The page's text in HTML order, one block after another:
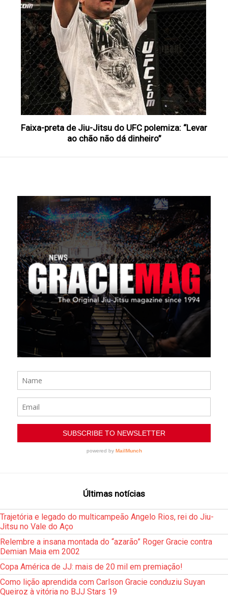
Faixa-preta de Jiu-Jitsu do UFC polemiza: “Levar
ao chão não dá dinheiro”
Últimas notícias
Trajetória e legado do multicampeão Angelo Rios, rei do Jiu-
Jitsu no Vale do Aço
Relembre a insana montada do “azarão” Roger Gracie contra
Demian Maia em 2002
Copa América de JJ: mais de 20 mil em premiação!
Como lição aprendida com Carlson Gracie conduziu Suyan
Queiroz à vitória no BJJ Stars 19